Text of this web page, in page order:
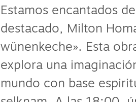
Estamos encantados
destacado, Milton
wünenkeche». Esta
explora una
mundo con base